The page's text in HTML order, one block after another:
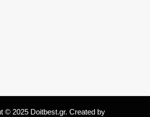
© 2025 Doitbest.gr. Created by